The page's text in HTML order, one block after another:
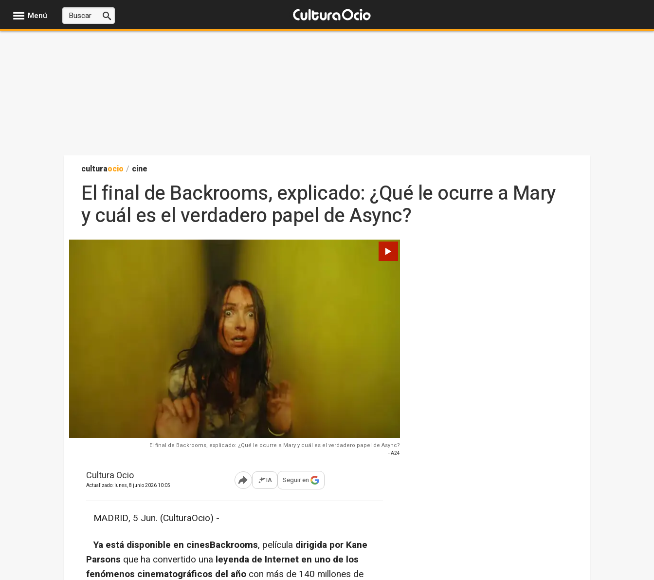
Menú
culturaocio / cine
El final de Backrooms, explicado: ¿Qué le ocurre a Mary
y cuál es el verdadero papel de Async?
El final de Backrooms, explicado: ¿Qué le ocurre a Mary y cuál es el verdadero papel de Async?
- A24
Cultura Ocio
Actualizado: lunes, 8 junio 2026 10:05 Abrir opciones para compartir
IA Seguir en
MADRID, 5 Jun. (CulturaOcio) -
Ya está disponible en cinesBackrooms, película dirigida por Kane
Parsons que ha convertido una leyenda de Internet en uno de los
fenómenos cinematográficos del año con más de 140 millones de